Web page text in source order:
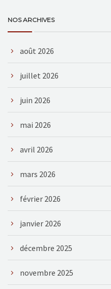
NOS ARCHIVES
août 2026
juillet 2026
juin 2026
mai 2026
avril 2026
mars 2026
février 2026
janvier 2026
décembre 2025
novembre 2025